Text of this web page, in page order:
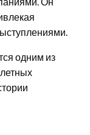
одним из